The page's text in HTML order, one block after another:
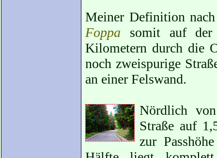
Meiner Definition
Foppa somit auf
Kilometern durch die
noch zweispurige
an einer Felswand.
Nördlich
Straße auf
zur